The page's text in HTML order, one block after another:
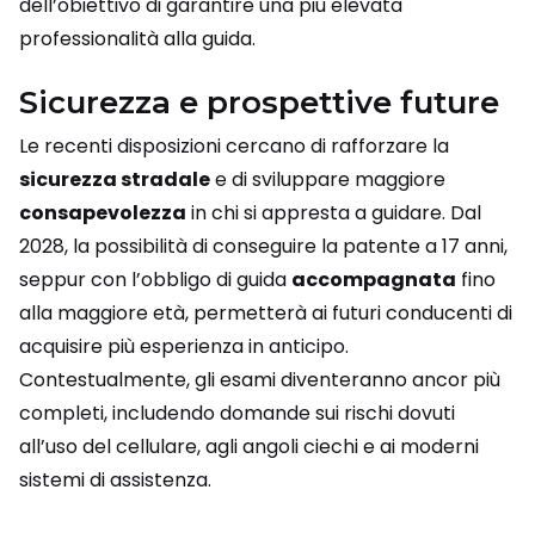
professionalità alla guida.
Sicurezza e prospettive future
Le recenti disposizioni cercano di rafforzare la
sicurezza stradalee di sviluppare maggiore
consapevolezza in chi si appresta a guidare. Dal
2028, la possibilità di conseguire la patente a 17 anni,
seppur con l’obbligo di guida accompagnata fino
alla maggiore età, permetterà ai futuri conducenti di
acquisire più esperienza in anticipo.
Contestualmente, gli esami diventeranno ancor più
completi, includendo domande sui rischi dovuti
all’uso del cellulare, agli angoli ciechi e ai moderni
sistemi di assistenza.